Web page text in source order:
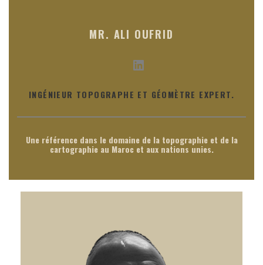
MR. ALI OUFRID
LinkedIn
INGÉNIEUR TOPOGRAPHE ET GÉOMÈTRE EXPERT.
Une référence dans le domaine de la topographie et de la
cartographie au Maroc et aux nations unies.